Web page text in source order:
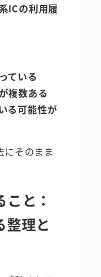
ICの利用履
ている
複数ある
る可能性が
にそのまま
と：
整理と